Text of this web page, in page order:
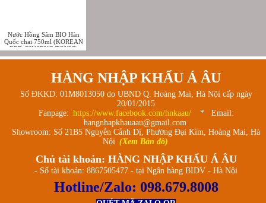
Nước Hồng Sâm BIO Hàn
Quốc chai 750ml (KOREAN
RED GINSENG TONIC)
HÀNG NHẬP KHẨU Á ÂU
Số ĐKKD: 01M8013050 do UBND Q. Hoàng Mai, Hà Nội cấp ngày
20/01/2015
Fanpage: https://www.facebook.com/hnkaau/
* Email:
hangnhapkhauaau@gmail.com
Showroom: Số 21B5 Nguyễn Cảnh Dị, Phường Đại Kim, Hoàng Mai, Hà
Nội (Xem Bản đồ)
Chủ tài khoản: HÀNG NHẬP KHẨU Á ÂU
- Số tài khoản: 8867505477 - tại Ngân hàng BIDV - Hà Nội
Hotline/Zalo: 098.679.8008